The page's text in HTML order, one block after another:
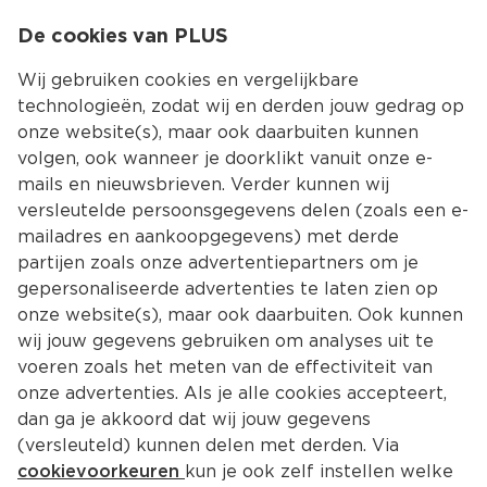
Kies jouw
Organisatie
05-02-2026
Belangrijke
veiligheidswaarschuwing:
zuigelingenvoedingsproducten
Danone roept een aantal batches van bepaalde
zuigelingenvoedingsproducten terug wegens een
mogelijke aanwezigheid van cereulide. De volledige
De cookies van PLUS
Wij gebruiken cookies en vergelijkbare
technologieën, zodat wij en derden jouw gedrag op
onze website(s), maar ook daarbuiten kunnen
volgen, ook wanneer je doorklikt vanuit onze e-
mails en nieuwsbrieven. Verder kunnen wij
versleutelde persoonsgegevens delen (zoals een e-
mailadres en aankoopgegevens) met derde
partijen zoals onze advertentiepartners om je
gepersonaliseerde advertenties te laten zien op
onze website(s), maar ook daarbuiten. Ook kunnen
wij jouw gegevens gebruiken om analyses uit te
voeren zoals het meten van de effectiviteit van
onze advertenties. Als je alle cookies accepteert,
dan ga je akkoord dat wij jouw gegevens
(versleuteld) kunnen delen met derden. Via
cookievoorkeuren kun je ook zelf instellen welke